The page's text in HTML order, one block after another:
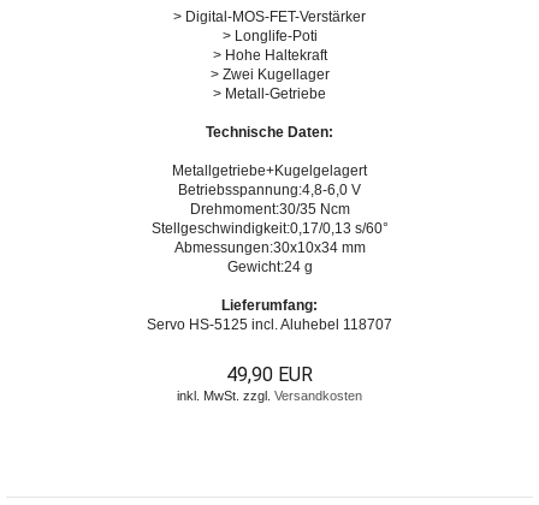
> Digital-MOS-FET-Verstärker
> Longlife-Poti
> Hohe Haltekraft
> Zwei Kugellager
> Metall-Getriebe
Technische Daten:
Metallgetriebe+Kugelgelagert
Betriebsspannung:4,8-6,0 V
Drehmoment:30/35 Ncm
Stellgeschwindigkeit:0,17/0,13 s/60°
Abmessungen:30x10x34 mm
Gewicht:24 g
Lieferumfang:
Servo HS-5125 incl. Aluhebel 118707
49,90 EUR
inkl. MwSt. zzgl. Versandkosten